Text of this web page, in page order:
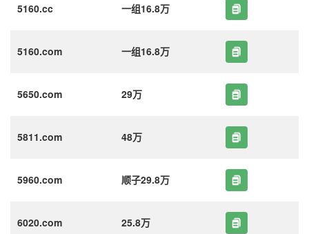
5160.cc 一组16.8万
5160.com 一组16.8万
5650.com 29万
5811.com 48万
5960.com 顺子29.8万
6020.com 25.8万